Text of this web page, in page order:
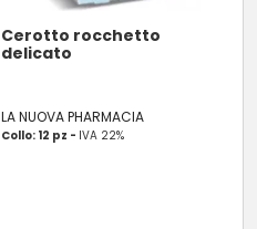
Cerotto rocchetto
delicato
LA NUOVA PHARMACIA
Collo: 12 pz - IVA 22%